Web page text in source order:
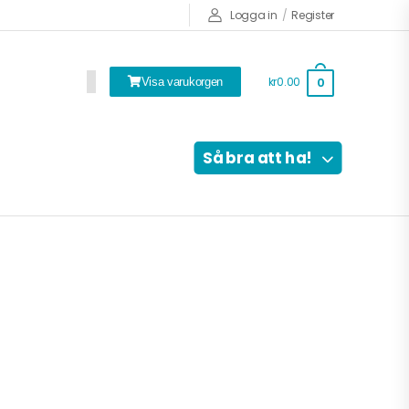
Logga in / Register
Visa varukorgen kr0.00 0
Så bra att ha!